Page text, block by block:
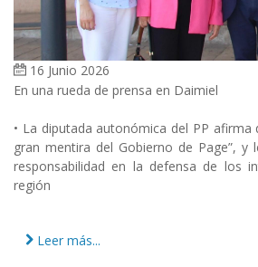
16 Junio 2026
En una rueda de prensa en Daimiel
• La diputada autonómica del PP afirma
gran mentira del Gobierno de Page”, y
responsabilidad en la defensa de los
región
Leer más...